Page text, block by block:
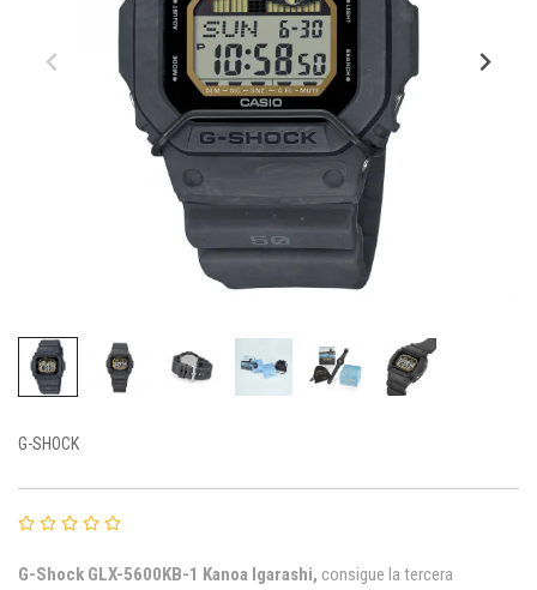
G-SHOCK
G-Shock GLX-5600KB-1 Kanoa Igarashi, consigue la tercera